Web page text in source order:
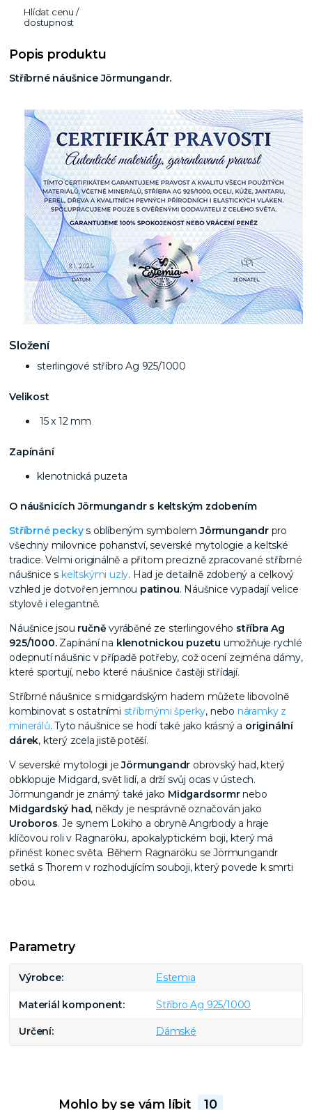
Hlídat cenu /
dostupnost
Popis produktu
Stříbrné náušnice Jörmungandr.
Složení
sterlingové stříbro Ag 925/1000
Velikost
15 x 12 mm
Zapínání
klenotnická puzeta
O náušnicích Jörmungandr s keltským zdobením
Stříbrné peckys oblíbeným symbolemJörmungandrpro
všechny milovnice pohanství, severské mytologie a keltské
tradice. Velmi originálně a přitom precizně zpracované stříbrné
náušnice s keltskými uzly. Had je detailně zdobený a celkový
vzhled je dotvořen jemnou patinou. Náušnice vypadají velice
stylově i elegantně.
Náušnice jsou ručněvyráběné ze sterlingového stříbra Ag
925/1000. Zapínání na klenotnickou puzetu umožňuje rychlé
odepnutí náušnic v případě potřeby, což ocení zejména dámy,
které sportují, nebo které náušnice častěji střídají.
Stříbrné náušnice s midgardským hadem můžete libovolně
kombinovat s ostatními stříbrnými šperky, nebo náramky z
minerálů. Tyto náušnice se hodí také jako krásný a originální
dárek, který zcela jistě potěší.
V severské mytologii jeJörmungandr obrovský had, který
obklopuje Midgard, svět lidí, a drží svůj ocas v ústech.
Jörmungandr je známý také jako Midgardsormrnebo
Midgardský had, někdy je nesprávně označován jako
Uroboros. Je synem Lokiho a obryně Angrbody a hraje
klíčovou roli v Ragnaröku, apokalyptickém boji, který má
přinést konec světa. Během Ragnaröku se Jörmungandr
setká s Thorem v rozhodujícím souboji, který povede k smrti
obou.
Parametry
Výrobce Estemia
Materiál komponent Stříbro Ag 925/1000
Určení Dámské
Mohlo by se vám líbit 10